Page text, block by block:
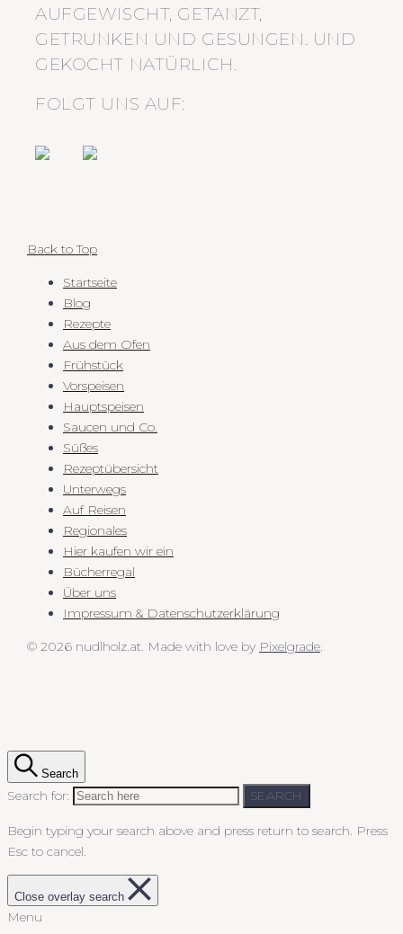
AUFGEWISCHT, GETANZT,
GETRUNKEN UND GESUNGEN. UND
GEKOCHT NATÜRLICH.
FOLGT UNS AUF:
Back to Top
Startseite
Blog
Rezepte
Aus dem Ofen
Frühstück
Vorspeisen
Hauptspeisen
Saucen und Co.
Süßes
Rezeptübersicht
Unterwegs
Auf Reisen
Regionales
Hier kaufen wir ein
Bücherregal
Über uns
Impressum & Datenschutzerklärung
© 2026 nudlholz.at. Made with love by Pixelgrade
Search
Search for: SEARCH
Begin typing your search above and press return to search. Press
Esc to cancel.
Close overlay search
Menu